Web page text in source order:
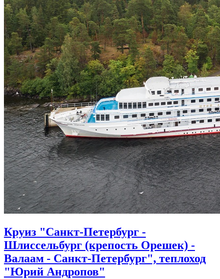
Круиз "Санкт-Петербург -
Шлиссельбург (крепость Орешек) -
Валаам - Санкт-Петербург", теплоход
"Юрий Андропов"